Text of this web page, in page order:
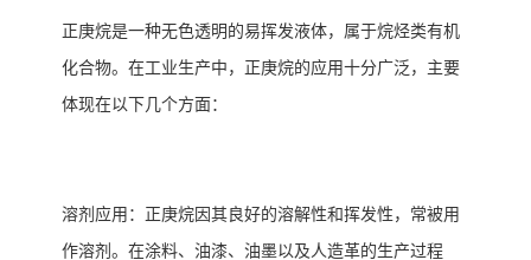
正庚烷是一种无色透明的易挥发液体，属于烷烃类有机
化合物。在工业生产中，正庚烷的应用十分广泛，主要
体现在以下几个方面：
‌溶剂应用‌：正庚烷因其良好的溶解性和挥发性，常被用
作溶剂。在涂料、油漆、油墨以及人造革的生产过程